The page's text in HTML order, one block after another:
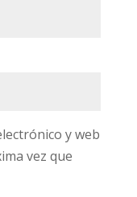
y web
vez que